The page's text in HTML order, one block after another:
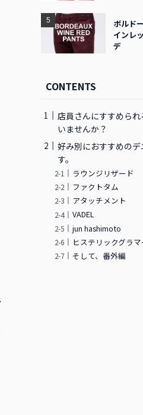
ボルド
インレ
デ
CONTENTS
店員さんにすすめら
いませんか？
好み別におすすめの
す。
ラウンジリザード
ファクトタム
アタッチメント
VADEL
jun hashimoto
ヒステリックグラマ
そして、番外編